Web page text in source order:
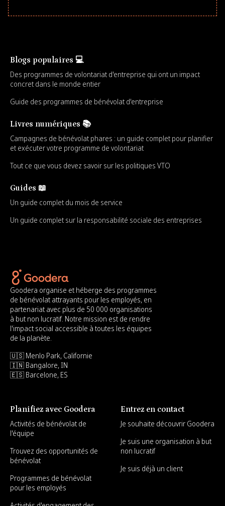
Blogs populaires 💻
Des programmes de volontariat d'entreprise qui ont un impact
concret dans le monde entier
Guide des programmes de bénévolat d'entreprise
Livres numériques 📚
Campagnes de bénévolat phares : un guide complet pour planifier
et exécuter votre programme de volontariat
Tout ce que vous devez savoir sur les politiques VTO
Guides 📖
Un guide complet du mois de service
Un guide complet sur la responsabilité sociale des entreprises
Goodera organise et héberge des programmes
de bénévolat attrayants pour les employés, en
partenariat avec plus de 50 000 organisations
à but non lucratif. Notre mission est de rendre
l'impact social accessible à toutes les équipes
de la planète.
🇺🇸 Menlo Park, Californie
🇮🇳 Bangalore, IN
🇪🇸 Barcelone, ES
Planifiez avec Goodera
Activités de bénévolat de
l'équipe
Trouvez des opportunités de
bénévolat
Programmes de bénévolat
pour les employés
Entrez en contact
Je souhaite découvrir Goodera
Je suis une organisation à but
non lucratif
Je suis déjà un client